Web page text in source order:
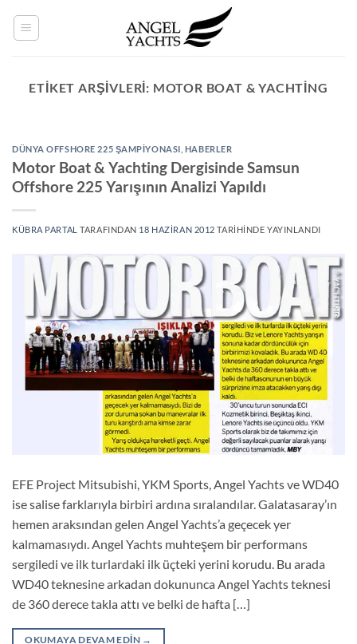
ETIKET ARŞIVLERI: MOTOR BOAT & YACHTING
DÜNYA OFFSHORE 225 ŞAMPIYONASI HABERLER
Motor Boat & Yachting Dergisinde Samsun
Offshore 225 Yarışının Analizi Yapıldı
KÜBRA PARTAL TARAFINDAN 18 HAZIRAN 2012 TARIHINDE YAYINLANDI
EFE Project Mitsubishi, YKM Sports, Angel Yachts ve WD40
ise salise farklarıyla birbiri ardına sıralandılar. Galatasaray’ın
hemen araksından gelen Angel Yachts’a geçecek yer
kalmamasıydı. Angel Yachts muhteşem bir performans
sergiledi ve ilk turlardaki ilk üçteki yerini korudu. Bu arada
WD40 teknesine arkadan dokununca Angel Yachts teknesi
de 360 derece takla attı ve belki de hafta […]
OKUMAYA DEVAM EDIN →